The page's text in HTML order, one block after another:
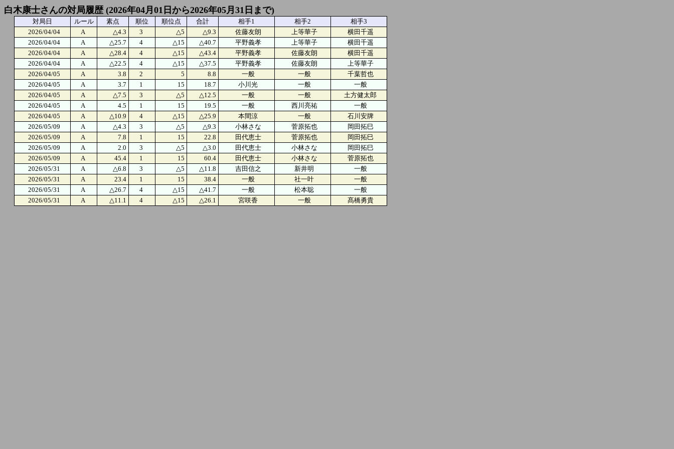
白木康士さんの対局履歴 (2026年04月01日から2026年05月31日まで)
対局日 ルール 素点 順位 順位点 合計 相手1 相手2
相手3
2026/04/04
A △4.3 3 △5 △9.3 佐藤友朗 上等華子
横田千遥
2026/04/04
A △25.7 4 △15 △40.7 平野義孝 上等華子
横田千遥
2026/04/04
A △28.4 4 △15 △43.4 平野義孝 佐藤友朗
横田千遥
2026/04/04
A △22.5 4 △15 △37.5 平野義孝 佐藤友朗
上等華子
2026/04/05
A 3.8 2 5 8.8 一般 一般
千葉哲也
2026/04/05
A 3.7 1 15 18.7 小川光 一般
一般
2026/04/05
A △7.5 3 △5 △12.5 一般 一般
土方健太郎
2026/04/05
A 4.5 1 15 19.5 一般 西川亮祐
一般
2026/04/05
A △10.9 4 △15 △25.9 本間涼 一般
石川安牌
2026/05/09
A △4.3 3 △5 △9.3 小林さな 菅原拓也
岡田拓巳
2026/05/09
A 7.8 1 15 22.8 田代恵士 菅原拓也
岡田拓巳
2026/05/09
A 2.0 3 △5 △3.0 田代恵士 小林さな
岡田拓巳
2026/05/09
A 45.4 1 15 60.4 田代恵士 小林さな
菅原拓也
2026/05/31
A △6.8 3 △5 △11.8 吉田信之 新井明
一般
2026/05/31
A 23.4 1 15 38.4 一般 社一叶
一般
2026/05/31
A △26.7 4 △15 △41.7 一般 松本聡
一般
2026/05/31
A △11.1 4 △15 △26.1 宮咲香 一般 髙橋勇貴